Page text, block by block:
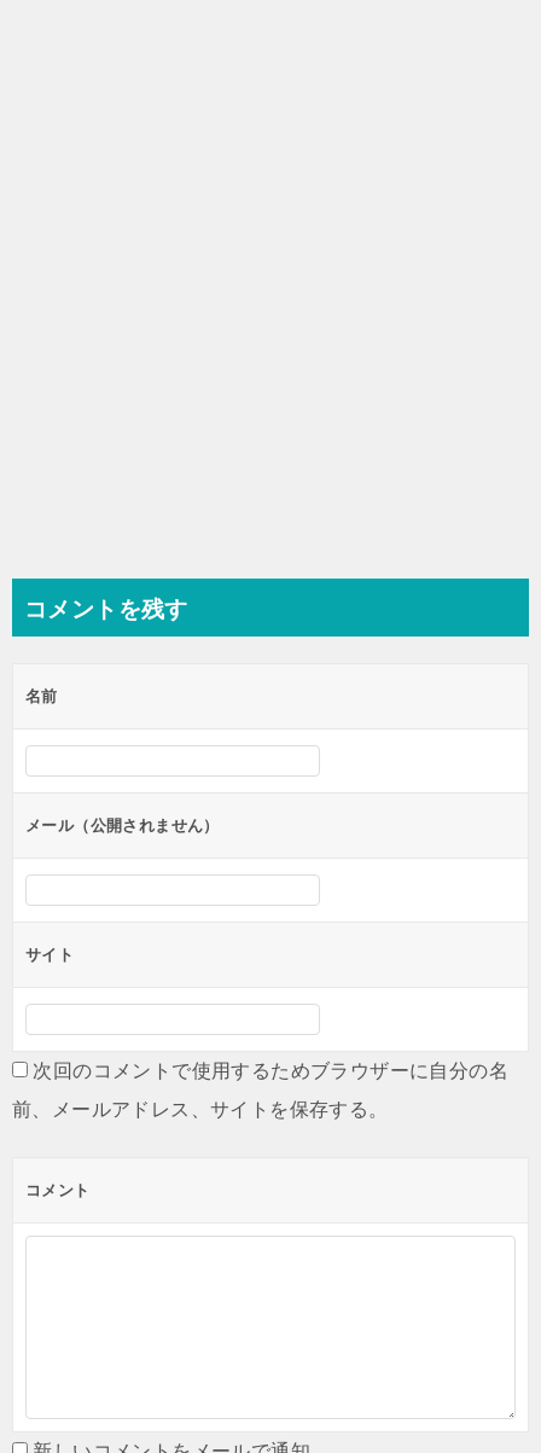
コメントを残す
名前
メール（公開されません）
サイト
次回のコメントで使用するためブラウザーに自分の名
前、メールアドレス、サイトを保存する。
コメント